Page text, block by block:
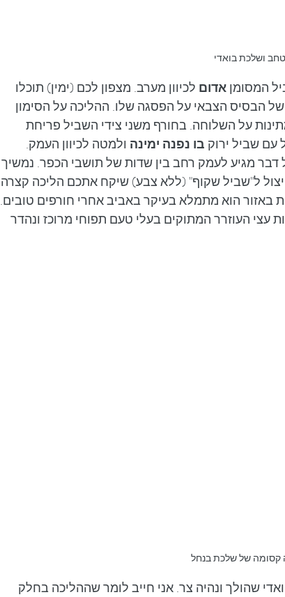
טחב ושלכת בואדי
המסומן אדום לכיוון מערב. מצפון לכם (ימין) תוכלו
הבסיס הצבאי על הפסגה שלו. ההליכה על הסימון
על השלוחה. בחורף משני צידי השביל פריחת
בו נפנה ימינה ולמטה לכיוון העמק.
דבר מגיע לעמק רחב בין שדות של תושבי הכפר. נמשיך
פיצול ל"שביל שקוף" (ללא צבע) שיקח אתכם הליכה קצרה
באזור הוא מתמלא בעיקר באביב אחרי חורפים טובים.
העוזרר המתוקים בעלי טעם תפוחי מרוכז ונהדר
קסומה של שלכת בנחל
שהולך ונהיה צר. אני חייב לומר שההליכה בחלק